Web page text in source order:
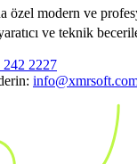
özel modern ve
ve teknik
242 2227